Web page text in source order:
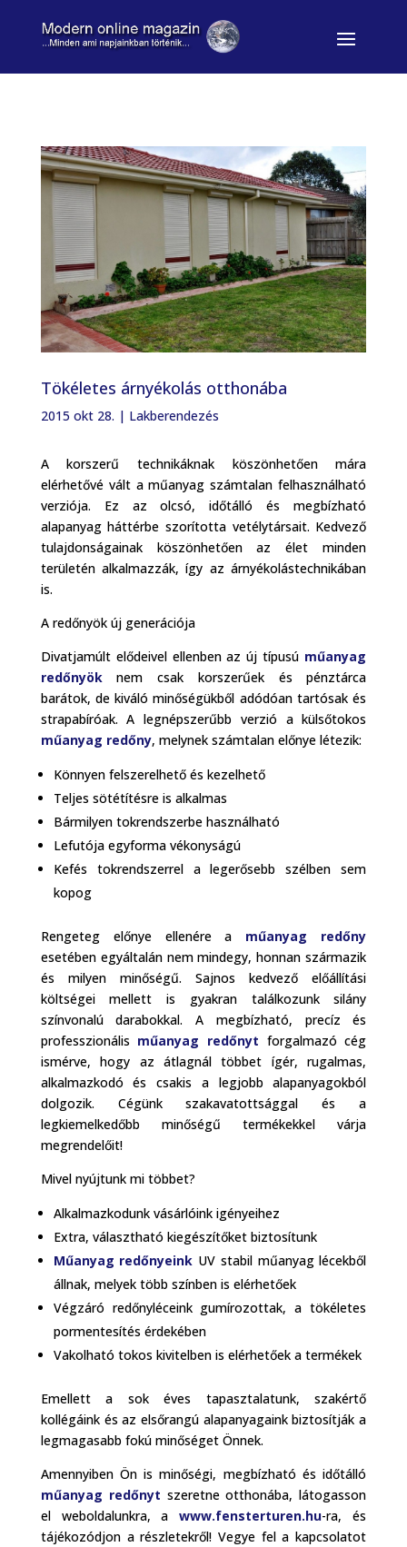
Tökéletes árnyékolás otthonába
2015 okt 28. | Lakberendezés
A korszerű technikáknak köszönhetően mára
elérhetővé vált a műanyag számtalan felhasználható
verziója. Ez az olcsó, időtálló és megbízható
alapanyag háttérbe szorította vetélytársait. Kedvező
tulajdonságainak köszönhetően az élet minden
területén alkalmazzák, így az árnyékolástechnikában
is.
A redőnyök új generációja
Divatjamúlt elődeivel ellenben az új típusú műanyag
redőnyöknem csak korszerűek és pénztárca
barátok, de kiváló minőségükből adódóan tartósak és
strapabíróak. A legnépszerűbb verzió a külsőtokos
műanyag redőny, melynek számtalan előnye létezik:
Könnyen felszerelhető és kezelhető
Teljes sötétítésre is alkalmas
Bármilyen tokrendszerbe használható
Lefutója egyforma vékonyságú
Kefés tokrendszerrel a legerősebb szélben sem
kopog
Rengeteg előnye ellenére a műanyag redőny
esetében egyáltalán nem mindegy, honnan származik
és milyen minőségű. Sajnos kedvező előállítási
költségei mellett is gyakran találkozunk silány
színvonalú darabokkal. A megbízható, precíz és
professzionális műanyag redőnyt forgalmazó cég
ismérve, hogy az átlagnál többet ígér, rugalmas,
alkalmazkodó és csakis a legjobb alapanyagokból
dolgozik. Cégünk szakavatottsággal és a
legkiemelkedőbb minőségű termékekkel várja
megrendelőit!
Mivel nyújtunk mi többet?
Alkalmazkodunk vásárlóink igényeihez
Extra, választható kiegészítőket biztosítunk
Műanyag redőnyeink UV stabil műanyag lécekből
állnak, melyek több színben is elérhetőek
Végzáró redőnyléceink gumírozottak, a tökéletes
pormentesítés érdekében
Vakolható tokos kivitelben is elérhetőek a termékek
Emellett a sok éves tapasztalatunk, szakértő
kollégáink és az elsőrangú alapanyagaink biztosítják a
legmagasabb fokú minőséget Önnek.
Amennyiben Ön is minőségi, megbízható és időtálló
műanyag redőnyt szeretne otthonába, látogasson
el weboldalunkra, awww.fensterturen.hu-ra, és
tájékozódjon a részletekről! Vegye fel a kapcsolatot